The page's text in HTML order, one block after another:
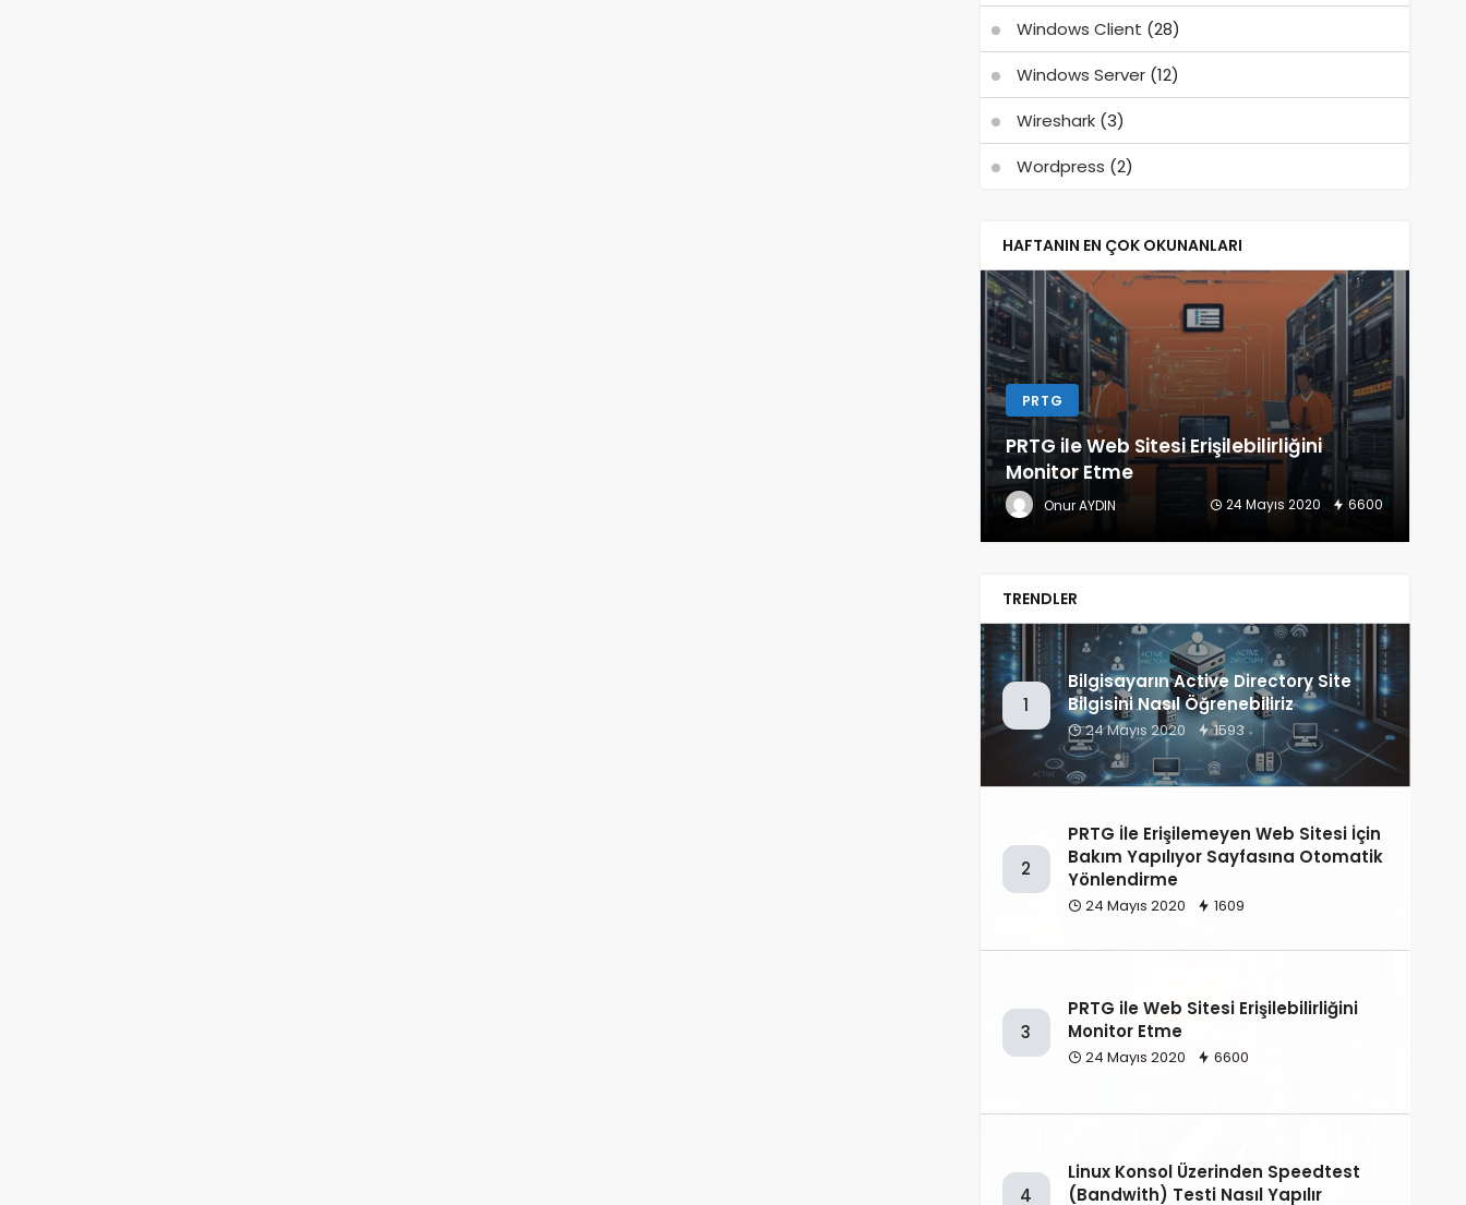
Windows Client (28)
Windows Server(12)
Wireshark(3)
Wordpress (2)
HAFTANIN EN ÇOK OKUNANLARI
PRTG
PRTG ile Web Sitesi Erişilebilirliğini
Monitor Etme
Onur AYDIN 24 Mayıs 2020 6600
TRENDLER
1
Bilgisayarın Active Directory Site
Bilgisini Nasıl Öğrenebiliriz
24 Mayıs 2020 1593
2
PRTG İle Erişilemeyen Web Sitesi İçin
Bakım Yapılıyor Sayfasına Otomatik
Yönlendirme
24 Mayıs 2020 1609
3
PRTG ile Web Sitesi Erişilebilirliğini
Monitor Etme
24 Mayıs 2020 6600
4
Linux Konsol Üzerinden Speedtest
(Bandwith) Testi Nasıl Yapılır